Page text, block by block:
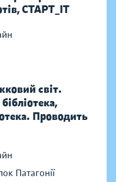
СТАРТ_ІТ
світ.
Проводить
Патагонії